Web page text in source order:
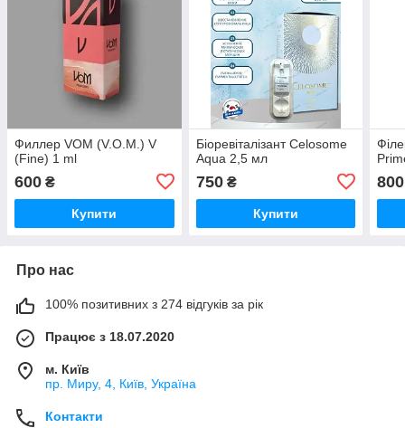
Филлер VOM (V.O.M.) V
(Fine) 1 ml
600 ₴
Купити
Біоревіталізант Celosome
Aqua 2,5 мл
750₴
Купити
800
Про нас
100% позитивних з 274 відгуків за рік
Працює з 18.07.2020
м. Київ
пр. Миру, 4, Київ, Україна
Контакти